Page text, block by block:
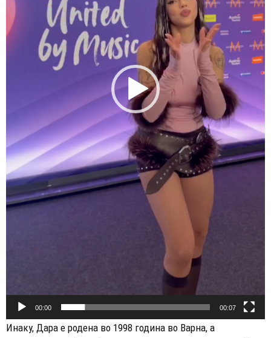
р
00:00 00:07
Инаку, Дара е родена во 1998 година во Варна, а